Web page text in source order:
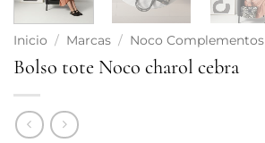
Inicio / Marcas / Noco Complementos
Bolso tote Noco charol cebra